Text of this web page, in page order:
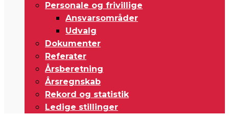
Personale og frivillige
Ansvarsområder
Udvalg
Dokumenter
Referater
Årsberetning
Årsregnskab
Rekord og statistik
Ledige stillinger